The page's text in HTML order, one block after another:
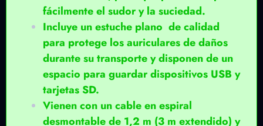
fácilmente el sudor y la suciedad.
Incluye un estuche plano de calidad
para protege los auriculares de daños
durante su transporte y disponen de un
espacio para guardar dispositivos USB y
tarjetas SD.
Vienen con un cable en espiral
desmontable de 1,2 m (3 m extendido) y